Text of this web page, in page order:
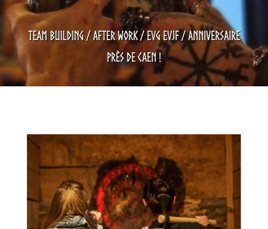
Team building / After work / Evg Evjf / Anniversaire
près de Caen !